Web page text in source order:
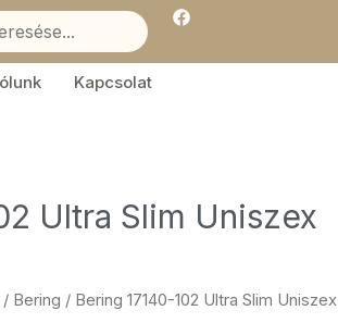
F
a
e
Kapcsolat
Ultra Slim Uniszex
/ Bering / Bering 17140-102 Ultra Slim Uniszex